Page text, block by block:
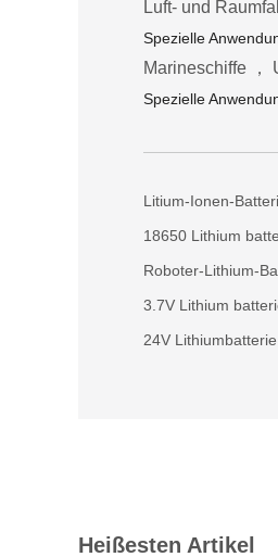
Luft- und
Spezielle
Marineschiffe ，
Spezielle
Litium-Ionen-
18650 Lithium
Roboter-Lithium-
3.7V Lithium
24V Lithiumbatterie
Heißesten Artikel